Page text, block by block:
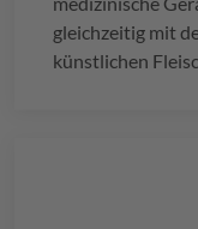
gleichzeitig mit
künstlichen